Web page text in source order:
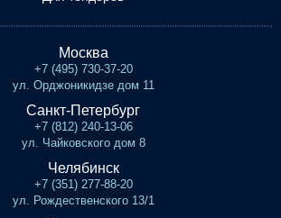
Москва
+7 (495) 730-37-20
ул. Орджоникидзе дом 11
Санкт-Петербург
+7 (812) 240-13-06
ул. Чайковского дом 8
Челябинск
+7 (351) 277-88-20
ул. Рождественского 13/1